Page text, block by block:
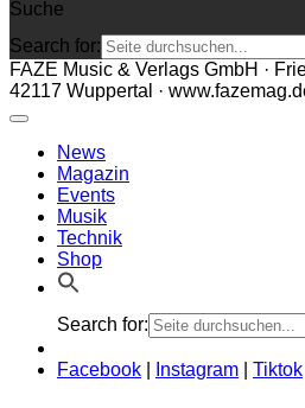
Suche
Search for:
FAZE Music & Verlags GmbH ·
42117 Wuppertal ·
News
Magazin
Events
Musik
Technik
Shop
Search for:
Facebook Instagram Tiktok